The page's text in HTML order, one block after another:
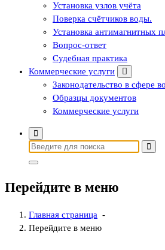
Установка узлов учёта
Поверка счётчиков воды.
Установка антимагнитных
Вопрос-ответ
Судебная практика
Коммерческие услуги
Законодательство в сфере
Образцы документов
Коммерческие услуги
Найти:
Перейдите в меню
Главная страница -
Перейдите в меню